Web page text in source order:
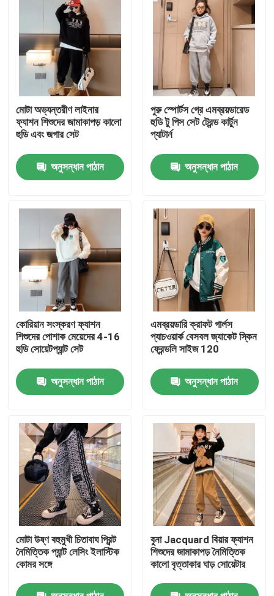
পণ্য
আমাদের সম্পর্কে
কারখানা ভ্রমণ
মান নিয়ন্ত্রণ
যোগাযোগ করুন
ফ্যাশন শিশুদের জামাকাপড়
ছোট মেয়েদের পোশাক
কিশোর ছেলেদের পোশাক
শিশুদের পোশাক সেট
মোটা অভ্যন্তরীণ লাইনার
ফ্যাশন শিশুদের জামাকাপড় কালো
হুডি এবং জগার সেট
অনুসন্ধান পাঠান
পুরু স্পোর্টস গ্রে এমব্রয়ডারেড
হুডি টু পিস সেট ট্রেন্ড কার্টুন
প্যাটার্ন
অনুসন্ধান পাঠান
কোরিয়ান সংস্করণ ফ্যাশন
শিশুদের পোশাক মেয়েদের 4-16
হুডি সোয়েটপ্যান্ট সেট
অনুসন্ধান পাঠান
এমব্রয়ডারি ক্রাফট গার্লস
প্যাচওয়ার্ক বেসবল জ্যাকেট স্কিন
ফ্রেন্ডলি সাইজ 120
অনুসন্ধান পাঠান
মোটা উষ্ণ বহুমুখী চিতাবাঘ প্রিন্ট
নৈমিত্তিক প্যান্ট লেসিং ইলাস্টিক
কোমর সঙ্গে
বুনা Jacquard বিয়ার ফ্যাশন
শিশুদের জামাকাপড় নৈমিত্তিক
কালো বৃত্তাকার ঘাড় সোয়েটার